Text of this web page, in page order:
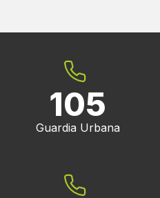
105
Guardia Urbana